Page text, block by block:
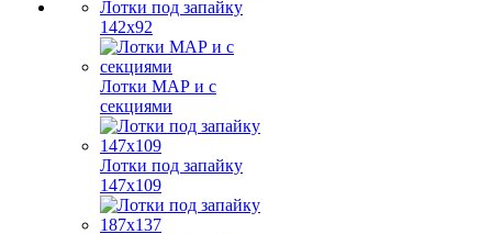
Лотки под запайку
142х92
Лотки МАР и с
секциями
Лотки под запайку
147х109